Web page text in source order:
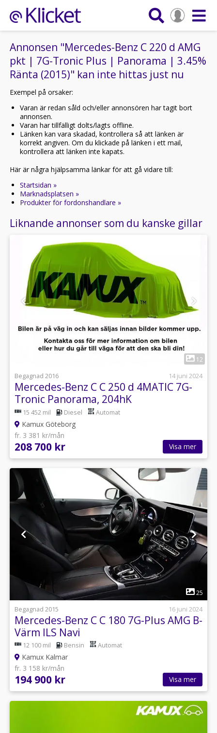
Annonsen "Mercedes-Benz C 220 d AMG
pkt | 7G-Tronic Plus | Panorama | 3.45%
Ränta (2015)" kan inte hittas just nu
Exempel på orsaker:
Varan är redan såld och/eller annonsören har tagit bort
annonsen.
Varan har tillfälligt dolts/lagts offline.
Länken kan vara skadad, kontrollera så att länken är
korrekt angiven. Om du klickade på länken i ett mail,
kontrollera att länken inte kapats.
Här är några hjälpsamma länkar för att gå vidare till:
Startsidan »
Marknadsplatsen »
Produkter för fordonshandlare »
Liknande annonser som du kanske gillar
12
Begagnad 2016
14 juni 2024
Mercedes-Benz C C 250 d 4MATIC 7G-
Tronic Panorama, 204hK
15 452 mil Diesel Automat
Kamux Göteborg
fr. 3 381 kr/mån
208 700 kr Visa mer
1
25
Begagnad 2015
16 juni 2024
Mercedes-Benz C C 180 7G-Plus AMG B-
Värm ILS Navi
12 100 mil Bensin Automat
Kamux Kalmar
fr. 3 158 kr/mån
194 900 kr Visa mer